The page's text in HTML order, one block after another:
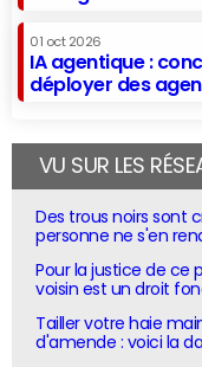
01 oct 2026
IA agentique :
déployer des
VU SUR LES
Des trous noirs sont
personne ne s'en
Pour la justice de ce
voisin est un droit
Tailler votre haie
d'amende : voici la